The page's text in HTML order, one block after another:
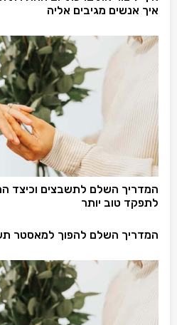
איך אנשים מגיבים אליה
המדריך השלם לתשבצים וכיצד
לתפקד טוב יותר
המדריך השלם להפוך למאסטר